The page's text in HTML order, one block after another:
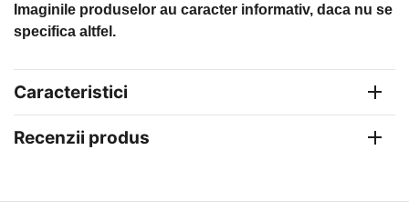
Imaginile produselor au caracter informativ, daca nu se
specifica altfel.
Caracteristici
Recenzii produs